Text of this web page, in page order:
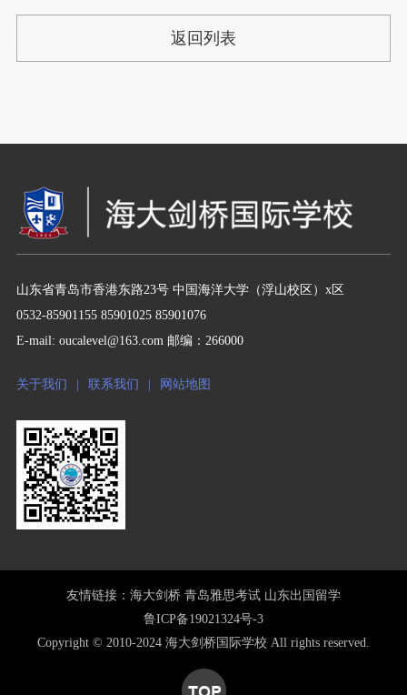
返回列表
山东省青岛市香港东路23号 中国海洋大学（浮山校区）x区
0532-85901155 85901025 85901076
E-mail: oucalevel@163.com 邮编：266000
关于我们 联系我们 网站地图
友情链接： 海大剑桥 青岛雅思考试 山东出国留学
鲁ICP备19021324号-3
Copyright © 2010-2024 海大剑桥国际学校 All rights reserved.